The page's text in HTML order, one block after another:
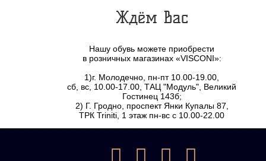
Ждём Вас
Нашу обувь можете приобрести
в розничных магазинах «VISCONI»:
1)г. Молодечно, пн-пт 10.00-19.00,
сб, вс, 10.00-17.00, ТАЦ "Модуль", Великий
Гостинец 143б;
2) Г. Гродно, проспект Янки Купалы 87,
ТРК Triniti, 1 этаж пн-вс с 10.00-22.00